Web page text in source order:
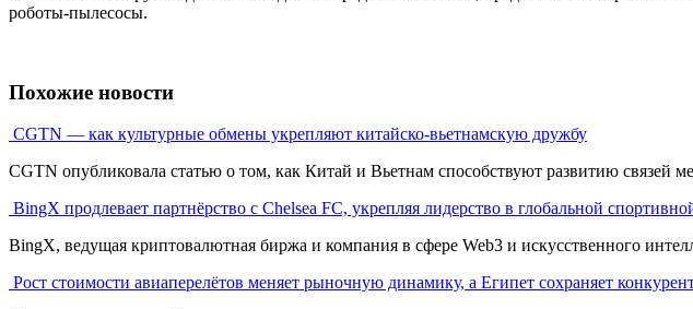
роботы-пылесосы.
Похожие новости
CGTN — как культурные обмены укрепляют китайско-вьетнамскую дружбу
CGTN опубликовала статью о том, как Китай и Вьетнам способствуют развитию связей
BingX продлевает партнёрство с Chelsea FC, укрепляя лидерство в глобальной
BingX, ведущая криптовалютная биржа и компания в сфере Web3 и искусственного
Рост стоимости авиаперелётов меняет рыночную динамику, а Египет сохраняет